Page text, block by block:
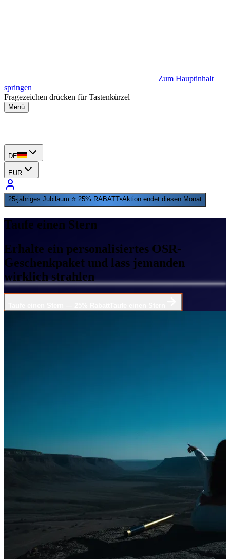
Zum Hauptinhalt
springen
Fragezeichen drücken für Tastenkürzel
Menü
DE
EUR
25-jähriges Jubiläum ⭐ 25% RABATT•Aktion endet diesen Monat
Taufe einen Stern
Erhalte ein personalisiertes OSR-
Geschenkpaket und lass jemanden
wirklich strahlen